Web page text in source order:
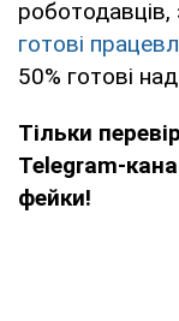
роботодавців,
готові
50% готові
Тільки
Telegram-
фейки!